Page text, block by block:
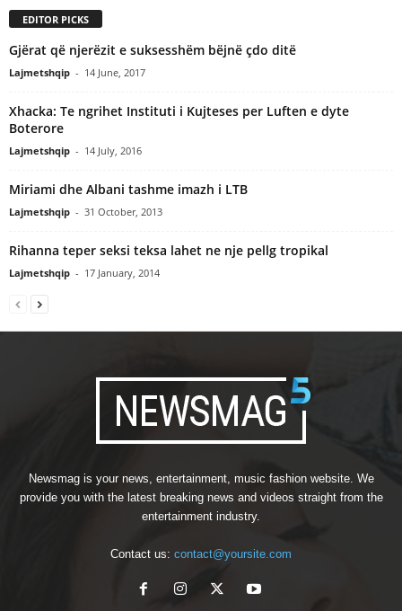
EDITOR PICKS
Gjërat që njerëzit e suksesshëm bëjnë çdo ditë
Lajmetshqip - 14 June, 2017
Xhacka: Te ngrihet Instituti i Kujteses per Luften e dyte
Boterore
Lajmetshqip - 14 July, 2016
Miriami dhe Albani tashme imazh i LTB
Lajmetshqip - 31 October, 2013
Rihanna teper seksi teksa lahet ne nje pellg tropikal
Lajmetshqip - 17 January, 2014
Newsmag is your news, entertainment, music fashion website. We
provide you with the latest breaking news and videos straight from the
entertainment industry.
Contact us: contact@yoursite.com